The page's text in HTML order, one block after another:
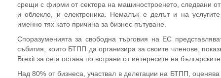
срещи с фирми от сектора на машиностроенето, следвани от
и облекло, и електроника. Немалък е делът и на
именно тях като причина за бизнес пътуване.
Споразуменията за свободна търговия на ЕС
събития, които БТПП да организира за своите членове,
Brexit за сега остава по встрани от интересите на
Над 80% от бизнеса, участвал в делегации на БТПП,